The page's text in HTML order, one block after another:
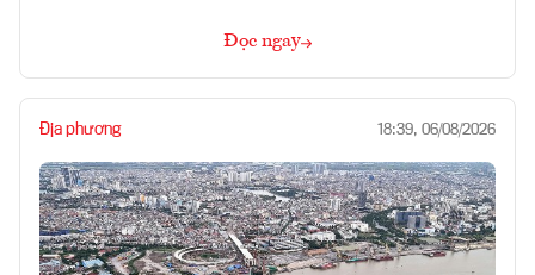
Đọc ngay
Địa phương 18:39, 06/08/2026